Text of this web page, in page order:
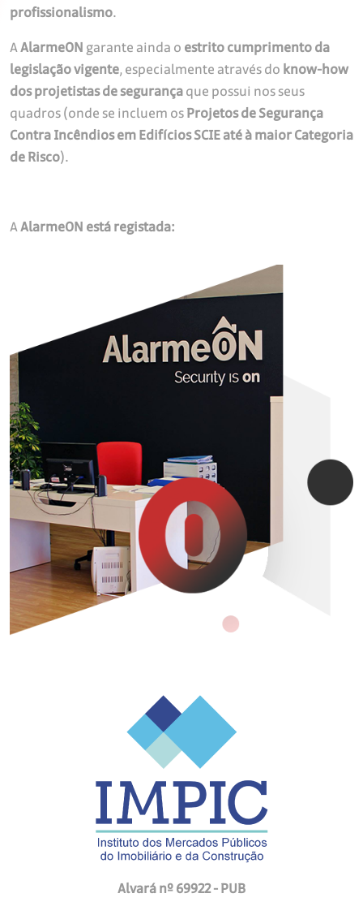
profissionalismo.
AAlarmeON garante ainda o estrito cumprimento da
legislação vigente, especialmente através do know-how
dos projetistas de segurança que possui nos seus
quadros (onde se incluem os Projetos de Segurança
Contra Incêndios em Edifícios SCIE até à maior Categoria
de Risco).
AAlarmeON está registada:
Alvará nº 69922 - PUB